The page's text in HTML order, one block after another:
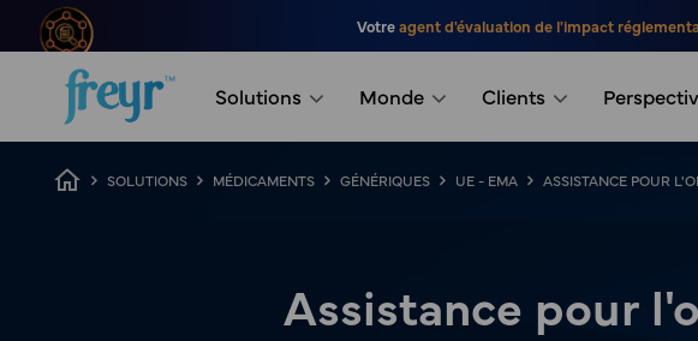
Passer au contenu principal Votreagent d'évaluation de l'impact
Solutions Monde Clients
Fil d'Ariane
SOLUTIONS MÉDICAMENTS GÉNÉRIQUES UE - EMA ASSISTANCE POUR
Assistance pour